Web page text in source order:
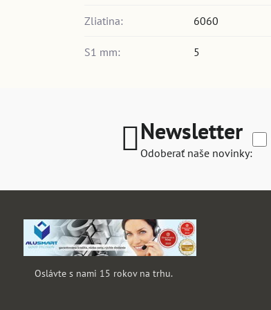
Zliatina: 6060
S1 mm: 5
Newsletter
Odoberať naše novinky:
Oslávte s nami 15 rokov na trhu.